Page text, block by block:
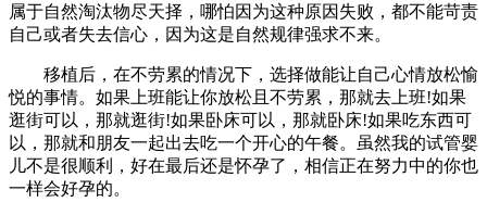
属于自然淘汰物尽天择，哪怕因为这种原因失败，都不能苛责
自己或者失去信心，因为这是自然规律强求不来。
移植后，在不劳累的情况下，选择做能让自己心情放松愉
悦的事情。如果上班能让你放松且不劳累，那就去上班!如果
逛街可以，那就逛街!如果卧床可以，那就卧床!如果吃东西可
以，那就和朋友一起出去吃一个开心的午餐。虽然我的试管婴
儿不是很顺利，好在最后还是怀孕了，相信正在努力中的你也
一样会好孕的。